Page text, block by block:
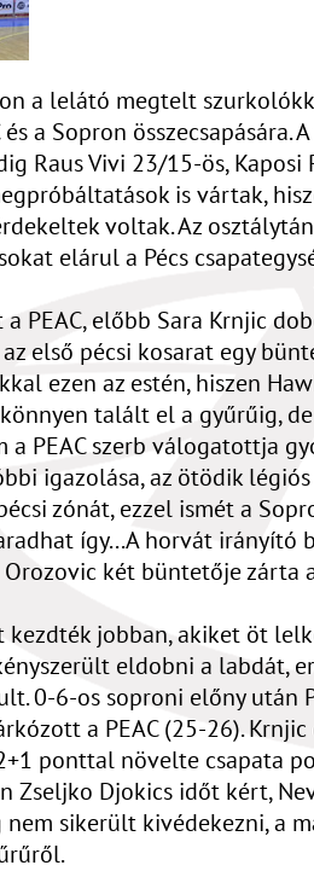
a lelátó megtelt
a Sopron összecsapására.
Raus Vivi 23/15-ös,
is vártak,
voltak. Az
elárul a Pécs
PEAC, előbb Sara Krnjic
első pécsi kosarat egy
ezen az estén, hiszen
talált el a gyűrűig,
a PEAC szerb válogatottja
igazolása, az ötödik
zónát, ezzel ismét a
így...A horvát irányító
két büntetője
kezdték jobban, akiket öt
eldobni a labdát,
0-6-os soproni előny után
a PEAC (25-26).
ponttal növelte csapata
Zseljko Djokics időt kért,
sikerült kivédekezni, a